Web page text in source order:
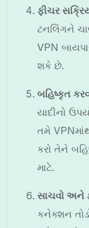
ફીચર
ટનલિંગને
VPN
શકે છે.
બહિષ્કૃત
યાદીનો
તમે
કરો તેને
માટે.
સાચવો અને
કનેક્શન